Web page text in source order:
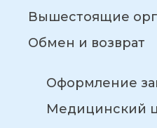
Вышестоящие
Обмен и возврат
Оформление
Медицинский